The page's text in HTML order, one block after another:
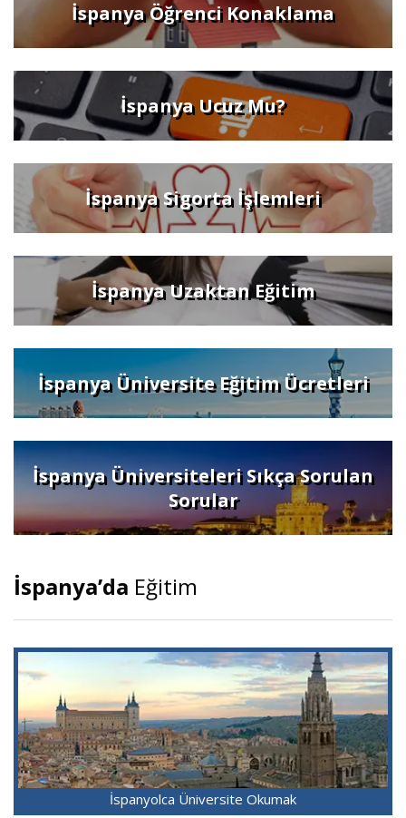
İspanya Öğrenci Konaklama
İspanya Ucuz Mu?
İspanya Sigorta İşlemleri
İspanya Uzaktan Eğitim
İspanya Üniversite Eğitim Ücretleri
İspanya Üniversiteleri Sıkça Sorulan
Sorular
İspanya’da Eğitim
İspanyolca Üniversite Okumak